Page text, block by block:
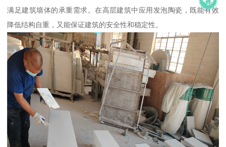
满足建筑墙体的承重需求。在高层建筑中应用发泡陶瓷，既能有效
降低结构自重，又能保证建筑的安全性和稳定性。